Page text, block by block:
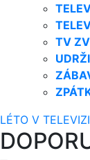
TV
LÉTO V TELEVIZI